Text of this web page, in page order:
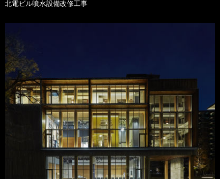
北電ビル噴水設備改修工事